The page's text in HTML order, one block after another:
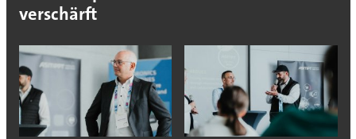
verschärft